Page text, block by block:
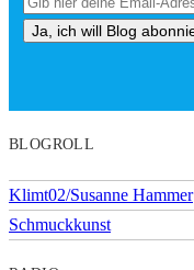
BLOGROLL
Klimt02/Susanne Hammer
Schmuckkunst